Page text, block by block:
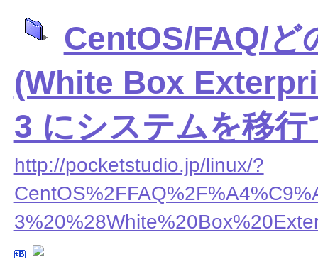
CentOS/FAQ/ど
(White Box
3 にシステムを移
http://pocketstudio.jp/linux/?